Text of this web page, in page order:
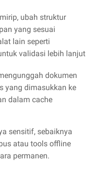
ubah struktur
yang sesuai
lain seperti
validasi lebih lanjut
dokumen
yang dimasukkan ke
dalam cache
sensitif, sebaiknya
atau tools offline
permanen.